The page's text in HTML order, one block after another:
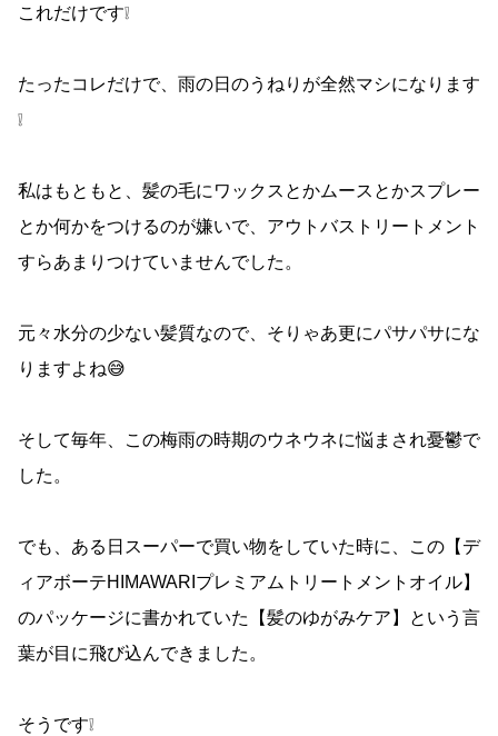
これだけです❕
たったコレだけで、雨の日のうねりが全然マシになります
❕
私はもともと、髪の毛にワックスとかムースとかスプレー
とか何かをつけるのが嫌いで、アウトバストリートメント
すらあまりつけていませんでした。
元々水分の少ない髪質なので、そりゃあ更にパサパサにな
りますよね😅
そして毎年、この梅雨の時期のウネウネに悩まされ憂鬱で
した。
でも、ある日スーパーで買い物をしていた時に、この【デ
ィアボーテHIMAWARIプレミアムトリートメントオイル】
のパッケージに書かれていた【髪のゆがみケア】という言
葉が目に飛び込んできました。
そうです❕